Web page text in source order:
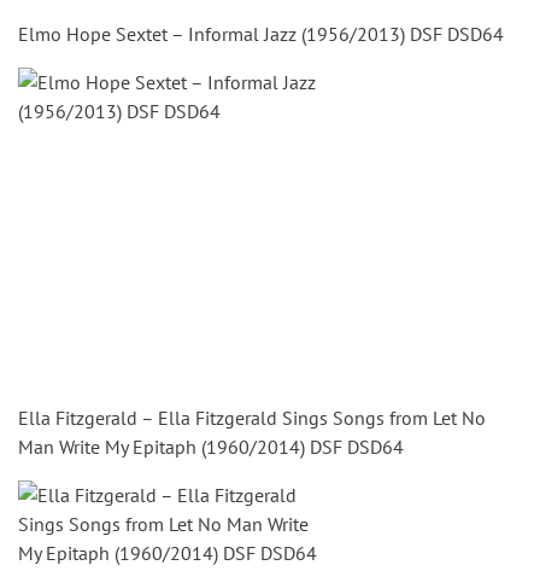
Elmo Hope Sextet – Informal Jazz (1956/2013) DSF DSD64
Ella Fitzgerald – Ella Fitzgerald Sings Songs from Let No
Man Write My Epitaph (1960/2014) DSF DSD64